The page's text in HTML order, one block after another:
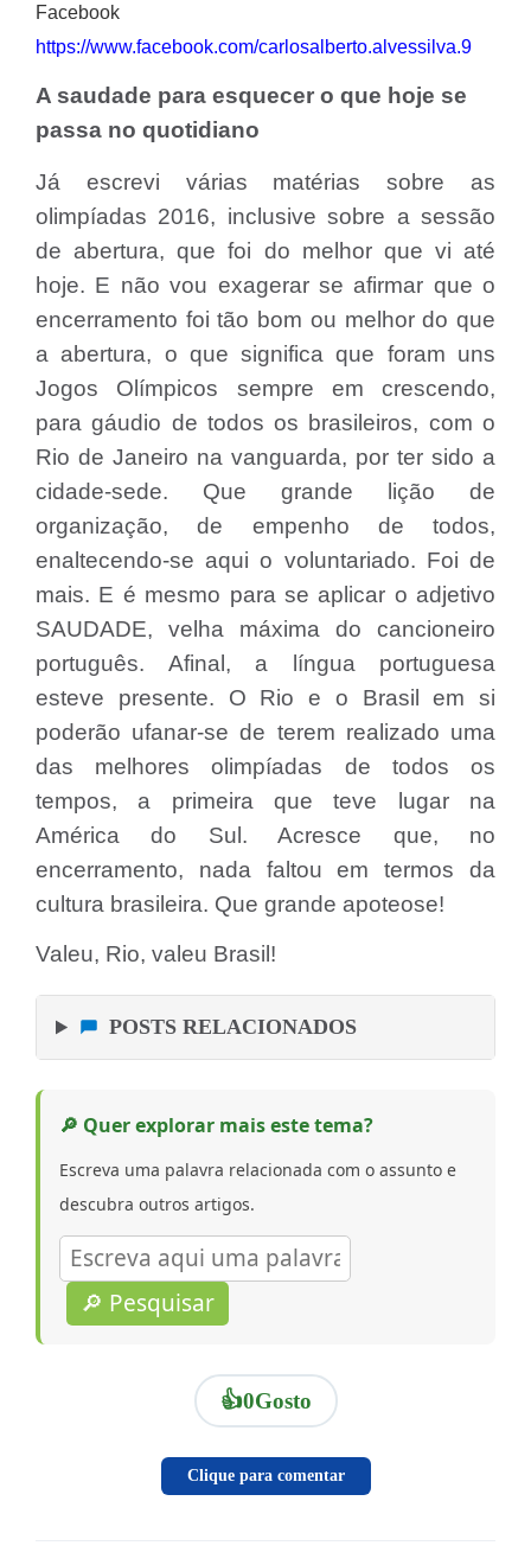
Facebook
https://www.facebook.com/carlosalberto.alvessilva.9
A saudade para esquecer o que hoje se
passa no quotidiano
Já escrevi várias matérias sobre as
olimpíadas 2016, inclusive sobre a sessão
de abertura, que foi do melhor que vi até
hoje. E não vou exagerar se afirmar que o
encerramento foi tão bom ou melhor do que
a abertura, o que significa que foram uns
Jogos Olímpicos sempre em crescendo,
para gáudio de todos os brasileiros, com o
Rio de Janeiro na vanguarda, por ter sido a
cidade-sede. Que grande lição de
organização, de empenho de todos,
enaltecendo-se aqui o voluntariado. Foi de
mais. E é mesmo para se aplicar o adjetivo
SAUDADE, velha máxima do cancioneiro
português. Afinal, a língua portuguesa
esteve presente. O Rio e o Brasil em si
poderão ufanar-se de terem realizado uma
das melhores olimpíadas de todos os
tempos, a primeira que teve lugar na
América do Sul. Acresce que, no
encerramento, nada faltou em termos da
cultura brasileira. Que grande apoteose!
Valeu, Rio, valeu Brasil!
POSTS RELACIONADOS
🔎 Quer explorar mais este tema?
Escreva uma palavra relacionada com o assunto e
descubra outros artigos.
🔎 Pesquisar
👍0Gosto
Clique para comentar